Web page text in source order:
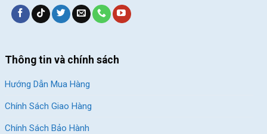
Thông tin và chính sách
Hướng Dẫn Mua Hàng
Chính Sách Giao Hàng
Chính Sách Bảo Hành